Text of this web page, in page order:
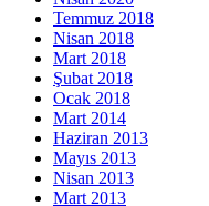
Temmuz 2018
Nisan 2018
Mart 2018
Şubat 2018
Ocak 2018
Mart 2014
Haziran 2013
Mayıs 2013
Nisan 2013
Mart 2013